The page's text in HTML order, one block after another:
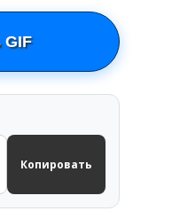
GIF
Копировать